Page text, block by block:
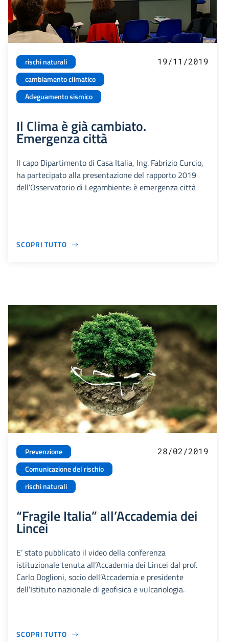
rischi naturali
cambiamento climatico
Adeguamento sismico
19/11/2019
Il Clima è già cambiato.
Emergenza città
Il capo Dipartimento di Casa Italia, Ing. Fabrizio Curcio,
ha partecipato alla presentazione del rapporto 2019
dell’Osservatorio di Legambiente: è emergenza città
SCOPRI TUTTO
Prevenzione
Comunicazione del rischio
rischi naturali
28/02/2019
“Fragile Italia” all’Accademia dei
Lincei
E’ stato pubblicato il video della conferenza
istituzionale tenuta all’Accademia dei Lincei dal prof.
Carlo Doglioni, socio dell’Accademia e presidente
dell’Istituto nazionale di geofisica e vulcanologia.
SCOPRI TUTTO